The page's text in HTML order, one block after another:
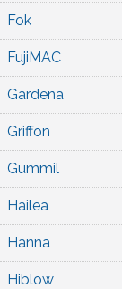
Fok
FujiMAC
Gardena
Griffon
Gummil
Hailea
Hanna
Hiblow